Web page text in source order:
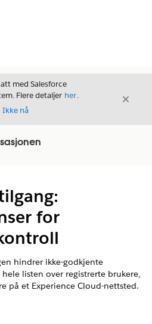
med Salesforce
Flere detaljer her.
Ikke nå
Avslutt
for
hindrer ikke-godkjente
listen over registrerte brukere,
på et Experience Cloud-nettsted.